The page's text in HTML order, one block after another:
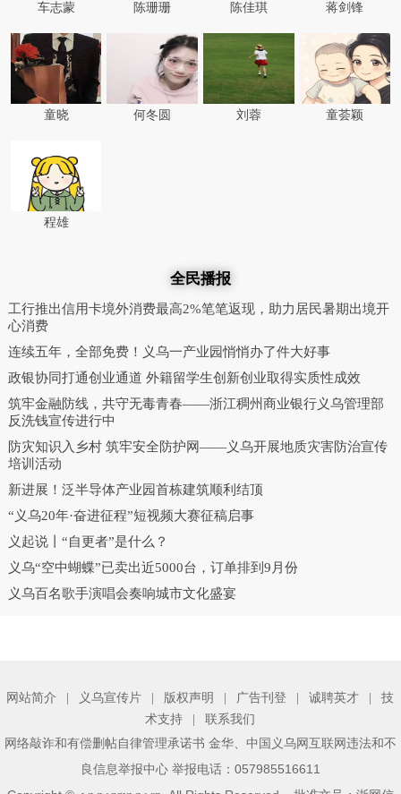
车志蒙 陈珊珊 陈佳琪 蒋剑锋
童晓 何冬圆 刘蓉 童荟颖
程雄
全民播报
工行推出信用卡境外消费最高2%笔笔返现，助力居民暑期出境开
心消费
连续五年，全部免费！义乌一产业园悄悄办了件大好事
政银协同打通创业通道 外籍留学生创新创业取得实质性成效
筑牢金融防线，共守无毒青春——浙江稠州商业银行义乌管理部
反洗钱宣传进行中
防灾知识入乡村 筑牢安全防护网——义乌开展地质灾害防治宣传
培训活动
新进展！泛半导体产业园首栋建筑顺利结顶
“义乌20年·奋进征程”短视频大赛征稿启事
义起说丨“自更者”是什么？
义乌“空中蝴蝶”已卖出近5000台，订单排到9月份
义乌百名歌手演唱会奏响城市文化盛宴
网站简介 义乌宣传片 版权声明 广告刊登 诚聘英才
技
术支持
联系我们
网络敲诈和有偿删帖自律管理承诺书 金华、 中国义乌网互联网违法和不
良信息举报中心举报电话：057985516611